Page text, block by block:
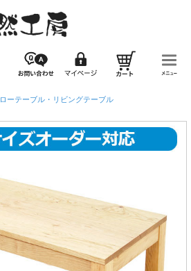
ローテーブル・リビングテーブル